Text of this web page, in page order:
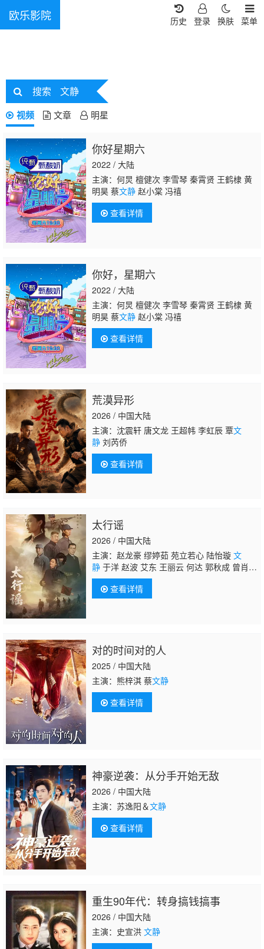
欧乐影院 菜单
换肤
登录
历史
搜索 文静
视频 文章 明星
你好星期六
2022 / 大陆
主演：何炅 檀健次 李雪琴 秦霄贤 王鹤棣 黄
明昊 蔡文静赵小棠 冯禧
查看详情
你好，星期六
2022 / 大陆
主演：何炅 檀健次 李雪琴 秦霄贤 王鹤棣 黄
明昊 蔡文静赵小棠 冯禧
查看详情
荒漠异形
2026 / 中国大陆
主演：沈震轩 唐文龙 王超帏 李虹辰 覃文
静刘芮侨
查看详情
太行谣
2026 / 中国大陆
主演：赵龙豪 缪婷茹 苑立若心 陆怡璇 文
静于洋 赵波 艾东 王丽云 何达 郭秋成 曾肖
龙 张永健 魏大鸣 张哲人
查看详情
对的时间对的人
2025 / 中国大陆
主演：熊梓淇 蔡文静
查看详情
神豪逆袭：从分手开始无敌
2026 / 中国大陆
主演：苏逸阳＆文静
查看详情
重生90年代：转身搞钱搞事
2026 / 中国大陆
主演：史宣洪 文静